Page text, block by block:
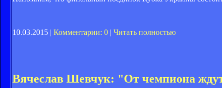
10.03.2015 | Комментарии: 0 | Читать полностью
Вячеслав Шевчук: "От чемпиона